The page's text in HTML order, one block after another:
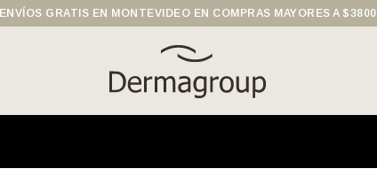
ENVÍOS GRATIS EN MONTEVIDEO EN COMPRAS MAYORES A $3800